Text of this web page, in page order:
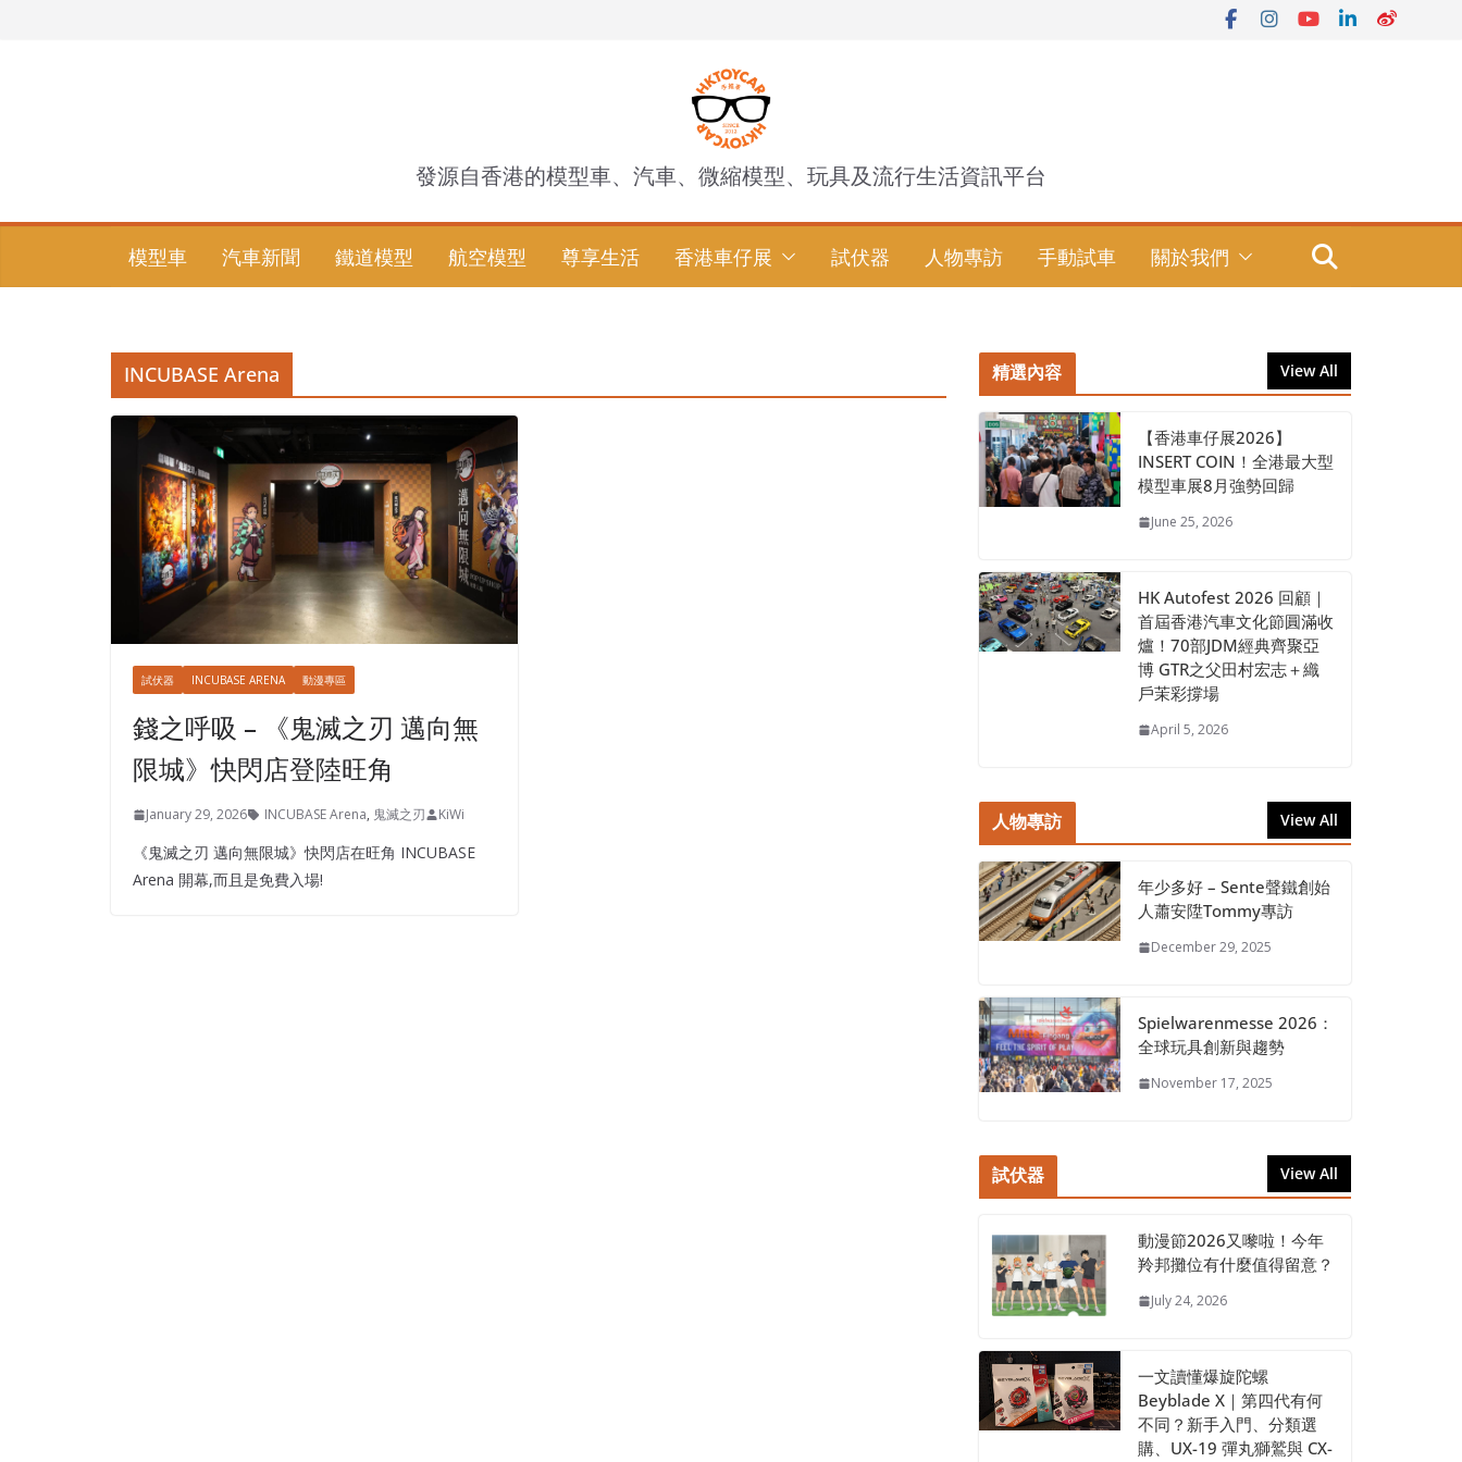
發源自香港的模型車、汽車、微縮模型、玩具及流行生活資訊平台
模型車 汽車新聞 鐵道模型 航空模型 尊享生活 香港車仔展 試伏器 人物專訪 手動試車 關於我們
INCUBASE Arena
試伏器 INCUBASE ARENA 動漫專區
錢之呼吸 – 《鬼滅之刃 邁向無
限城》快閃店登陸旺角
January 29, 2026 INCUBASE Arena, 鬼滅之刃 KiWi
《鬼滅之刃 邁向無限城》快閃店在旺角 INCUBASE
Arena 開幕,而且是免費入場!
精選內容 View All
【香港車仔展2026】
INSERT COIN！全港最大型
模型車展8月強勢回歸
June 25, 2026
HK Autofest 2026 回顧｜
首屆香港汽車文化節圓滿收
爐！70部JDM經典齊聚亞
博 GTR之父田村宏志＋織
戶茉彩撐場
April 5, 2026
人物專訪 View All
年少多好 – Sente聲鐵創始
人蕭安陞Tommy專訪
December 29, 2025
Spielwarenmesse 2026：
全球玩具創新與趨勢
November 17, 2025
試伏器 View All
動漫節2026又嚟啦！今年
羚邦攤位有什麼值得留意？
July 24, 2026
一文讀懂爆旋陀螺
Beyblade X｜第四代有何
不同？新手入門、分類選
購、UX-19 彈丸獅鷲與 CX-